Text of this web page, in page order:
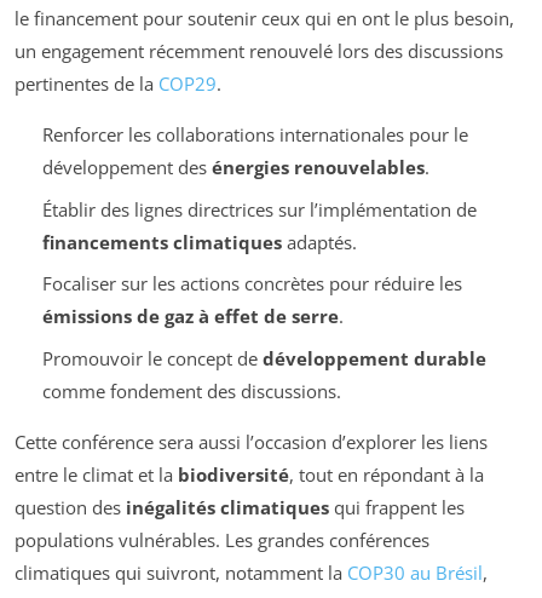
le financement pour soutenir ceux qui en ont le plus besoin,
un engagement récemment renouvelé lors des discussions
pertinentes de la COP29.
Renforcer les collaborations internationales pour le
développement des énergies renouvelables.
Établir des lignes directrices sur l’implémentation de
financements climatiquesadaptés.
Focaliser sur les actions concrètes pour réduire les
émissions de gaz à effet de serre.
Promouvoir le concept de développement durable
comme fondement des discussions.
Cette conférence sera aussi l’occasion d’explorer les liens
entre le climat et la biodiversité, tout en répondant à la
question des inégalités climatiques qui frappent les
populations vulnérables. Les grandes conférences
climatiques qui suivront, notamment la COP30 au Brésil,